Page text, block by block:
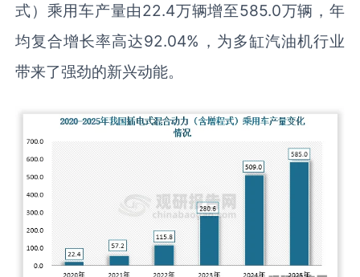
式）乘用车产量由22.4万辆增至585.0万辆，年
均复合增长率高达92.04%，为多缸汽油机行业
带来了强劲的新兴动能。